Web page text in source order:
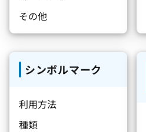
その他
シンボルマーク
利用方法
種類